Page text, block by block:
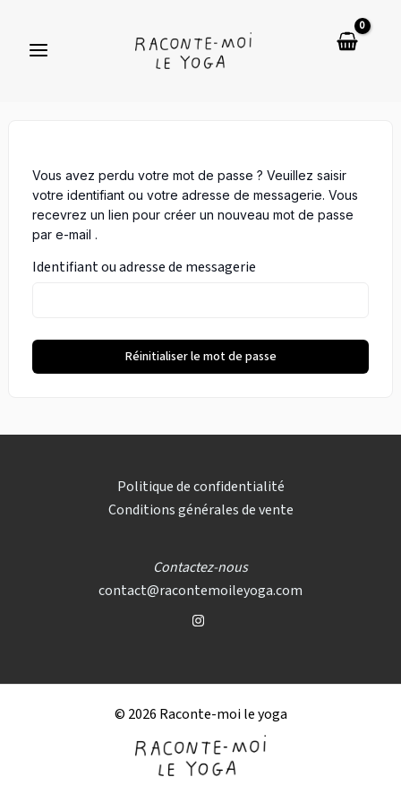
contenu
Vous avez perdu votre mot de passe ? Veuillez saisir
votre identifiant ou votre adresse de messagerie. Vous
recevrez un lien pour créer un nouveau mot de passe
par e-mail .
Identifiant ou adresse de messagerie
Réinitialiser le mot de passe
Politique de confidentialité
Conditions générales de vente
Contactez-nous
contact@racontemoileyoga.com
© 2026 Raconte-moi le yoga